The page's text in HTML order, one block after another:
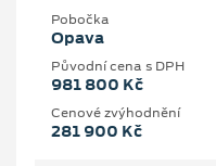
Pobočka
Opava
Původní cena s DPH
981 800 Kč
Cenové zvýhodnění
281 900 Kč